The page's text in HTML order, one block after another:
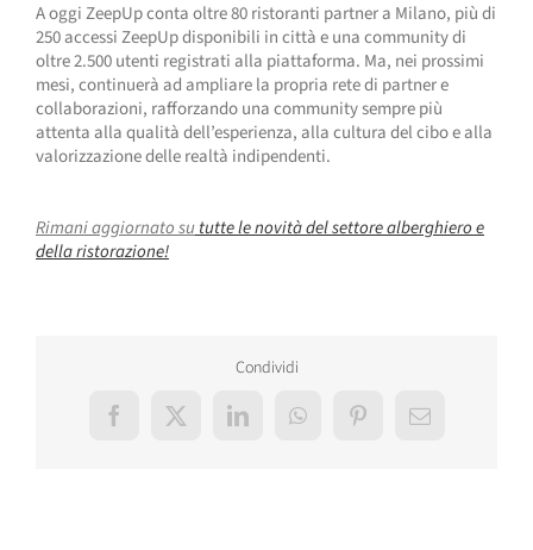
A oggi ZeepUp conta oltre 80 ristoranti partner a Milano, più di
250 accessi ZeepUp disponibili in città e una community di
oltre 2.500 utenti registrati alla piattaforma. Ma, nei prossimi
mesi, continuerà ad ampliare la propria rete di partner e
collaborazioni, rafforzando una community sempre più
attenta alla qualità dell’esperienza, alla cultura del cibo e alla
valorizzazione delle realtà indipendenti.
Rimani aggiornato sututte le novità del settore alberghiero e
della ristorazione!
Condividi
Facebook
X LinkedInWhatsAppPinterestEmail